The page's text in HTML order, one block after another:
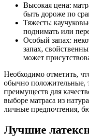
Высокая цена:
быть дороже по
Тяжесть:
поднимать или
Особый запах:
запах,
может
Необходимо отметить,
обычно положительные,
преимуществ для
выборе матраса из
личные предпочтения,
Лучшие